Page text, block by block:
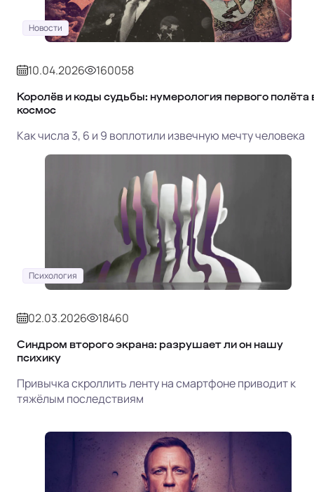
Новости
10.04.2026 160058
Королёв и коды судьбы: нумерология первого полёта
космос
Как числа 3, 6 и 9 воплотили извечную мечту человека
Психология
02.03.2026 18460
Синдром второго экрана: разрушает ли он нашу
психику
Привычка скроллить ленту на смартфоне приводит к
тяжёлым последствиям